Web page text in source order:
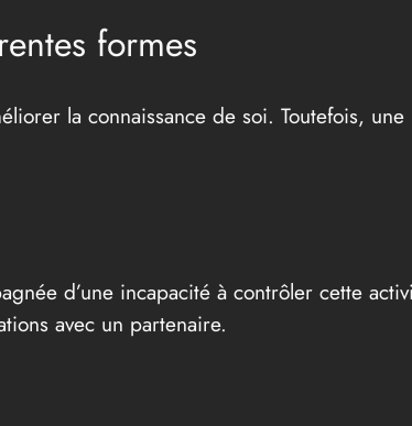
formes
la connaissance de soi. Toutefois, une
d’une incapacité à contrôler cette
avec un partenaire.